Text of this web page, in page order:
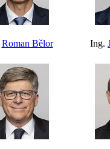
Roman Bělor Ing.